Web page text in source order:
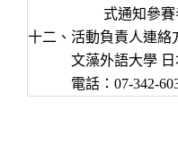
式通知參賽者及
十二、 活動負責人連絡
文藻外語大學 日本
電話：07-342-